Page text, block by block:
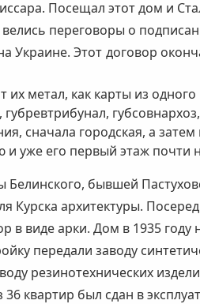
Посещал этот дом и
переговоры о
Украине. Этот договор
метал, как карты из одного
сначала городская, а
уже его первый этаж почти
Белинского, бывшей
Курска архитектуры.
в виде арки. Дом в 1935 году
передали заводу
резинотехнических
36 квартир был сдан в